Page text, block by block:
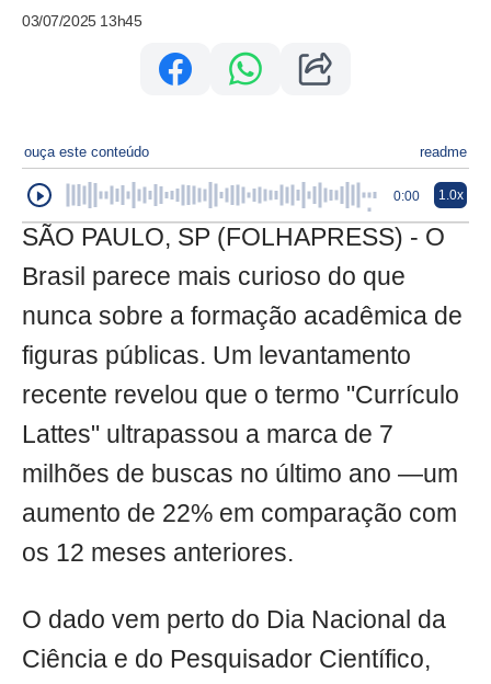
03/07/2025 13h45
ouça este conteúdo readme
0:00 1.0x
SÃO PAULO, SP (FOLHAPRESS) - O
Brasil parece mais curioso do que
nunca sobre a formação acadêmica de
figuras públicas. Um levantamento
recente revelou que o termo "Currículo
Lattes" ultrapassou a marca de 7
milhões de buscas no último ano —um
aumento de 22% em comparação com
os 12 meses anteriores.
O dado vem perto do Dia Nacional da
Ciência e do Pesquisador Científico,